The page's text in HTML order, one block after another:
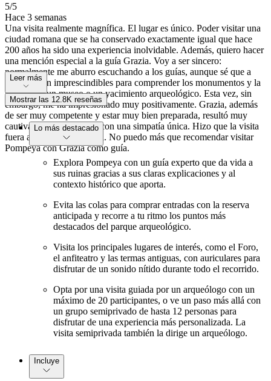
5/5
Hace 3 semanas
Una visita realmente magnífica. El lugar es único. Poder visitar una
ciudad romana que se ha conservado exactamente igual que hace
200 años ha sido una experiencia inolvidable. Además, quiero hacer
una mención especial a la guía Grazia. Voy a ser sincero:
normalmente me aburro escuchando a los guías, aunque sé que a
menudo son imprescindibles para comprender los monumentos y la
historia de un museo o un yacimiento arqueológico. Esta vez, sin
embargo, me ha impresionado muy positivamente. Grazia, además
de ser muy competente y estar muy bien preparada, resultó muy
cautivadora, agradable y con una simpatía única. Hizo que la visita
fuera aún más maravillosa. No puedo más que recomendar visitar
Pompeya con Grazia como guía.
Leer más
Mostrar las 12.8K reseñas
Lo más destacado
Explora Pompeya con un guía experto que da vida a
sus ruinas gracias a sus claras explicaciones y al
contexto histórico que aporta.
Evita las colas para comprar entradas con la reserva
anticipada y recorre a tu ritmo los puntos más
destacados del parque arqueológico.
Visita los principales lugares de interés, como el Foro,
el anfiteatro y las termas antiguas, con auriculares para
disfrutar de un sonido nítido durante todo el recorrido.
Opta por una visita guiada por un arqueólogo con un
máximo de 20 participantes, o ve un paso más allá con
un grupo semiprivado de hasta 12 personas para
disfrutar de una experiencia más personalizada. La
visita semiprivada también la dirige un arqueólogo.
Incluye